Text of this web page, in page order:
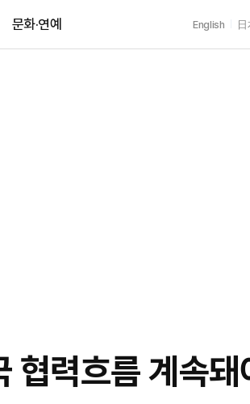
문화·연예 English
협력흐름 계속돼